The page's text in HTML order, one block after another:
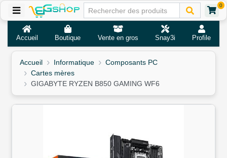
0
Accueil Boutique Vente en gros Snay3i Profile
Accueil Informatique
Composants PC
Cartes mères
GIGABYTE RYZEN B850 GAMING WF6